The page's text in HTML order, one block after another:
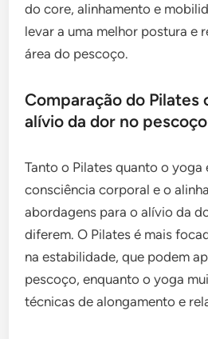
do core, alinhamento e
levar a uma melhor postura e
área do pescoço.
Comparação do Pilates
alívio da dor no pescoço
Tanto o Pilates quanto o yoga
consciência corporal e o
abordagens para o alívio da
diferem. O Pilates é mais
na estabilidade, que podem
pescoço, enquanto o yoga
técnicas de alongamento e